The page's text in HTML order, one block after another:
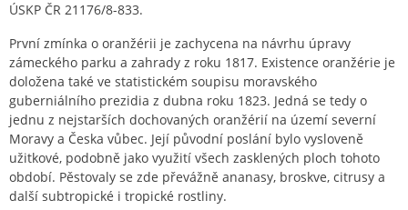
ÚSKP ČR 21176/8-833.
První zmínka o oranžérii je zachycena na návrhu úpravy
zámeckého parku a zahrady z roku 1817. Existence oranžérie je
doložena také ve statistickém soupisu moravského
guberniálního prezidia z dubna roku 1823. Jedná se tedy o
jednu z nejstarších dochovaných oranžérií na území severní
Moravy a Česka vůbec. Její původní poslání bylo vysloveně
užitkové, podobně jako využití všech zasklených ploch tohoto
období. Pěstovaly se zde převážně ananasy, broskve, citrusy a
další subtropické i tropické rostliny.